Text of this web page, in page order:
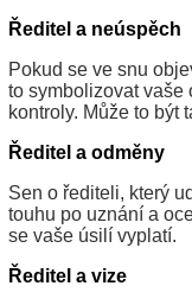
Ředitel a neúspěch
Pokud se ve snu
to symbolizovat vaše
kontroly. Může to být
Ředitel a odměny
Sen o řediteli, který
touhu po uznání a
se vaše úsilí vyplatí.
Ředitel a vize